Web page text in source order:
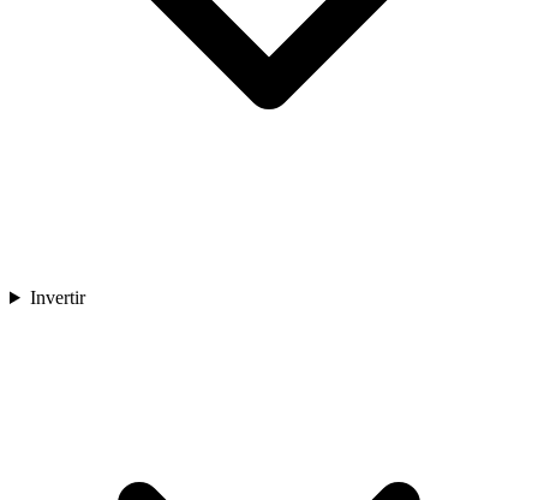
Invertir